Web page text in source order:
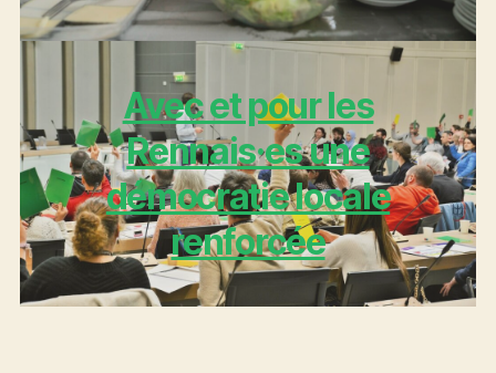
Avec et pour les
Rennais·es une
démocratie locale
renforcée